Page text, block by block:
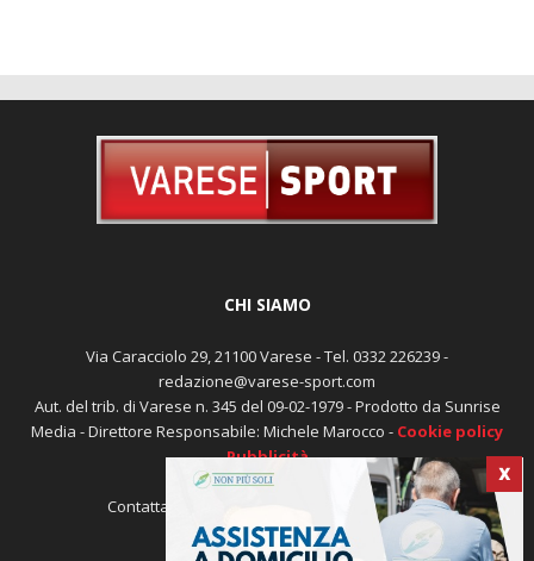
X
CHI SIAMO
Via Caracciolo 29, 21100 Varese - Tel. 0332 226239 -
redazione@varese-sport.com
Aut. del trib. di Varese n. 345 del 09-02-1979 - Prodotto da Sunrise
Media - Direttore Responsabile: Michele Marocco - Cookie policy
Pubblicità
Contattaci: redazione@varese-sport.com